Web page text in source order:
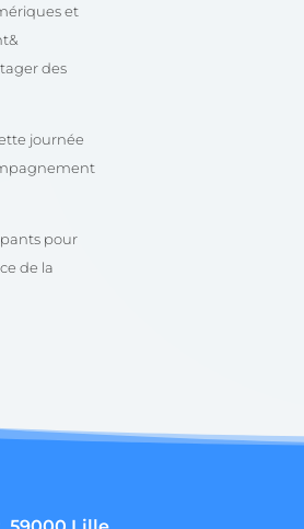
et
des
journée
pour
de la